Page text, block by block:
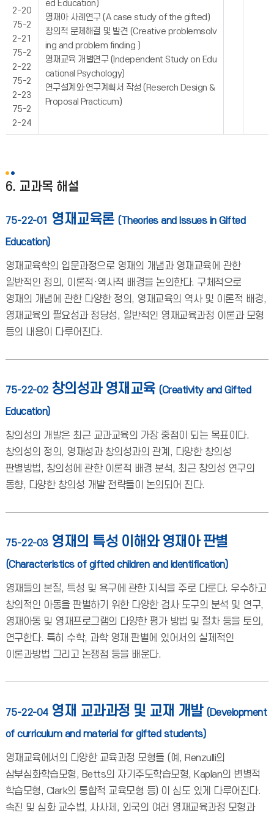
2-20
75-2
2-21
75-2
2-22
75-2
2-23
75-2
2-24
ed Education)
영재아 사례연구 (A case study of the gifted)
창의적 문제해결 및 발견 (Creative problemsolv
ing and problem finding )
영재교육 개별연구 (Independent Study on Edu
cational Psychology)
연구설계와 연구계획서 작성 (Reserch Design &
Proposal Practicum)
6. 교과목 해설
75-22-01 영재교육론 (Theories and Issues in Gifted
Education)
영재교육학의 입문과정으로 영재의 개념과 영재교육에 관한
일반적인 정의, 이론적·역사적 배경을 논의한다. 구체적으로
영재의 개념에 관한 다양한 정의, 영재교육의 역사 및 이론적 배경,
영재교육의 필요성과 정당성, 일반적인 영재교육과정 이론과 모형
등의 내용이 다루어진다.
75-22-02 창의성과 영재교육 (Creativity and Gifted
Education)
창의성의 개발은 최근 교과교육의 가장 중점이 되는 목표이다.
창의성의 정의, 영재성과 창의성과의 관계, 다양한 창의성
판별방법, 창의성에 관한 이론적 배경 분석, 최근 창의성 연구의
동향, 다양한 창의성 개발 전략들이 논의되어 진다.
75-22-03 영재의 특성 이해와 영재아 판별
(Characteristics of gifted children and Identification)
영재들의 본질, 특성 및 욕구에 관한 지식을 주로 다룬다. 우수하고
창의적인 아동을 판별하기 위한 다양한 검사 도구의 분석 및 연구,
영재아동 및 영재프로그램의 다양한 평가 방법 및 절차 등을 토의,
연구한다. 특히 수학, 과학 영재 판별에 있어서의 실제적인
이론과방법 그리고 논쟁점 등을 배운다.
75-22-04 영재 교과과정 및 교재 개발 (Development
of curriculum and material for gifted students)
영재교육에서의 다양한 교육과정 모형들 (예, Renzulli의
삼부심화학습모형, Betts의 자기주도학습모형, Kaplan의 변별적
학습모형, Clark의 통합적 교육모형 등) 이 심도 있게 다루어진다.
속진 및 심화 교수법, 사사제, 외국의 여러 영재교육과정 모형과